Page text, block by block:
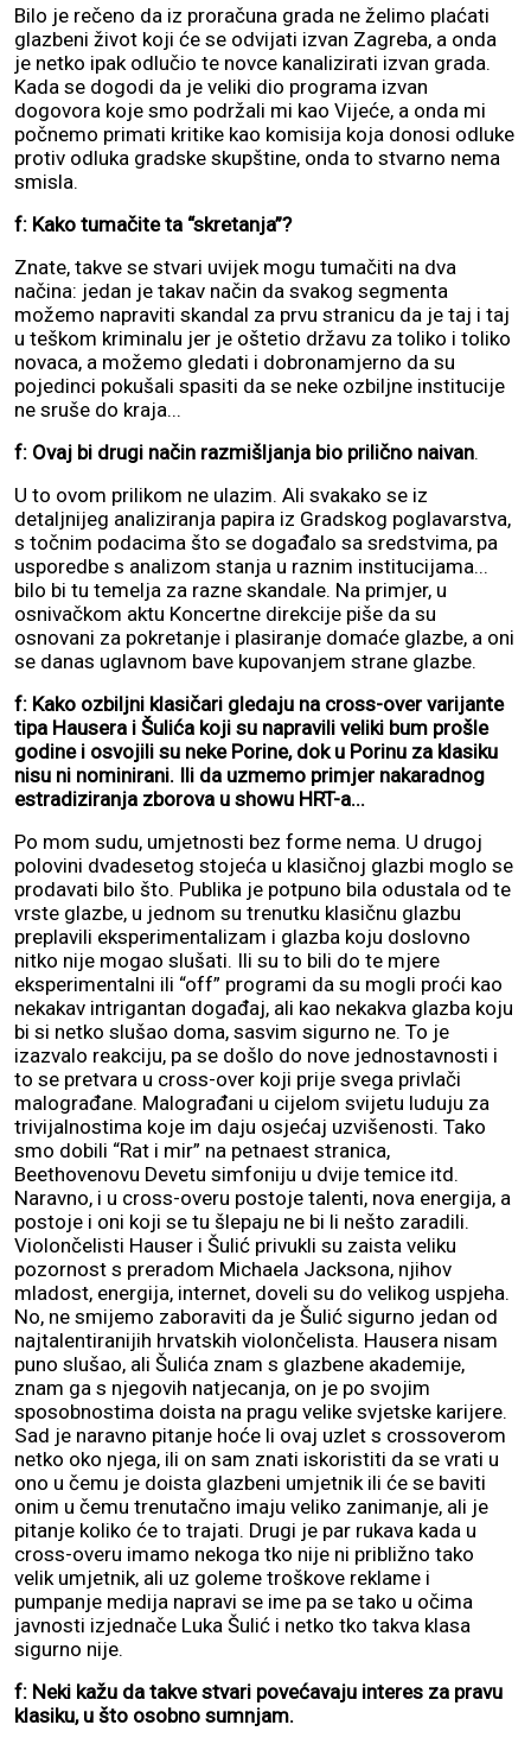
Bilo je rečeno da iz proračuna grada ne želimo plaćati
glazbeni život koji će se odvijati izvan Zagreba, a onda
je netko ipak odlučio te novce kanalizirati izvan grada.
Kada se dogodi da je veliki dio programa izvan
dogovora koje smo podržali mi kao Vijeće, a onda mi
počnemo primati kritike kao komisija koja donosi odluke
protiv odluka gradske skupštine, onda to stvarno nema
smisla.
f: Kako tumačite ta “skretanja”?
Znate, takve se stvari uvijek mogu tumačiti na dva
načina: jedan je takav način da svakog segmenta
možemo napraviti skandal za prvu stranicu da je taj i taj
u teškom kriminalu jer je oštetio državu za toliko i toliko
novaca, a možemo gledati i dobronamjerno da su
pojedinci pokušali spasiti da se neke ozbiljne institucije
ne sruše do kraja...
f: Ovaj bi drugi način razmišljanja bio prilično naivan.
U to ovom prilikom ne ulazim. Ali svakako se iz
detaljnijeg analiziranja papira iz Gradskog poglavarstva,
s točnim podacima što se događalo sa sredstvima, pa
usporedbe s analizom stanja u raznim institucijama...
bilo bi tu temelja za razne skandale. Na primjer, u
osnivačkom aktu Koncertne direkcije piše da su
osnovani za pokretanje i plasiranje domaće glazbe, a oni
se danas uglavnom bave kupovanjem strane glazbe.
f: Kako ozbiljni klasičari gledaju na cross-over varijante
tipa Hausera i Šulića koji su napravili veliki bum prošle
godine i osvojili su neke Porine, dok u Porinu za klasiku
nisu ni nominirani. Ili da uzmemo primjer nakaradnog
estradiziranja zborova u showu HRT-a...
Po mom sudu, umjetnosti bez forme nema. U drugoj
polovini dvadesetog stojeća u klasičnoj glazbi moglo se
prodavati bilo što. Publika je potpuno bila odustala od te
vrste glazbe, u jednom su trenutku klasičnu glazbu
preplavili eksperimentalizam i glazba koju doslovno
nitko nije mogao slušati. Ili su to bili do te mjere
eksperimentalni ili “off” programi da su mogli proći kao
nekakav intrigantan događaj, ali kao nekakva glazba koju
bi si netko slušao doma, sasvim sigurno ne. To je
izazvalo reakciju, pa se došlo do nove jednostavnosti i
to se pretvara u cross-over koji prije svega privlači
malograđane. Malograđani u cijelom svijetu luduju za
trivijalnostima koje im daju osjećaj uzvišenosti. Tako
smo dobili “Rat i mir” na petnaest stranica,
Beethovenovu Devetu simfoniju u dvije temice itd.
Naravno, i u cross-overu postoje talenti, nova energija, a
postoje i oni koji se tu šlepaju ne bi li nešto zaradili.
Violončelisti Hauser i Šulić privukli su zaista veliku
pozornost s preradom Michaela Jacksona, njihov
mladost, energija, internet, doveli su do velikog uspjeha.
No, ne smijemo zaboraviti da je Šulić sigurno jedan od
najtalentiranijih hrvatskih violončelista. Hausera nisam
puno slušao, ali Šulića znam s glazbene akademije,
znam ga s njegovih natjecanja, on je po svojim
sposobnostima doista na pragu velike svjetske karijere.
Sad je naravno pitanje hoće li ovaj uzlet s crossoverom
netko oko njega, ili on sam znati iskoristiti da se vrati u
ono u čemu je doista glazbeni umjetnik ili će se baviti
onim u čemu trenutačno imaju veliko zanimanje, ali je
pitanje koliko će to trajati. Drugi je par rukava kada u
cross-overu imamo nekoga tko nije ni približno tako
velik umjetnik, ali uz goleme troškove reklame i
pumpanje medija napravi se ime pa se tako u očima
javnosti izjednače Luka Šulić i netko tko takva klasa
sigurno nije.
f: Neki kažu da takve stvari povećavaju interes za pravu
klasiku, u što osobno sumnjam.